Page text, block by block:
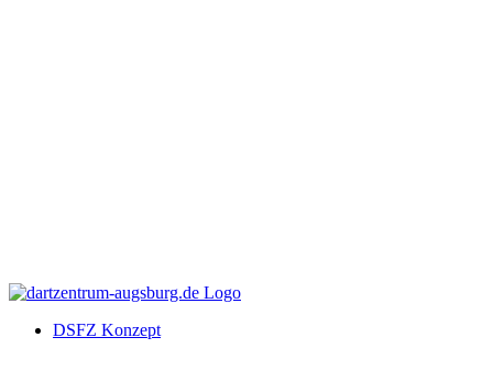
DSFZ Konzept